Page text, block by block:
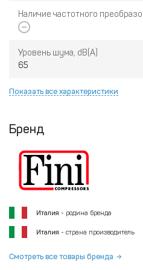
Наличие частотного
Уровень шума, dB(A)
65
Показать все характеристики
Бренд
Италия - родина бренда
Италия - страна производитель
Смотреть все товары бренда